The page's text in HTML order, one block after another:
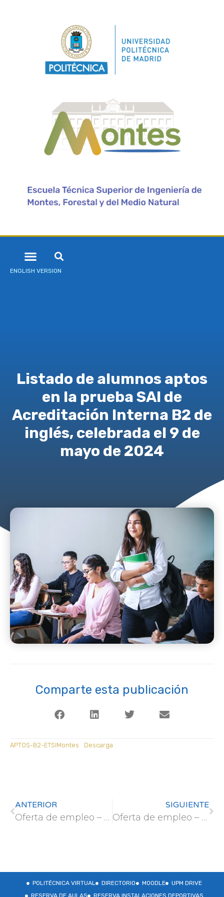
ENGLISH VERSION
Listado de alumnos aptos
en la prueba SAI de
Acreditación Interna B2 de
inglés, celebrada el 9 de
mayo de 2024
Comparte esta publicación
APTOS-B2-ETSIMontes Descarga
ANTERIOR
Oferta de empleo – Centro Tecnológico Beta de la Universitat de Vic (Barcelona)
SIGUIENTE
Oferta de empleo – Geoparque Mundial de la UNESCO
POLITÉCNICA VIRTUAL DIRECTORIO MOODLE
UPM DRIVE